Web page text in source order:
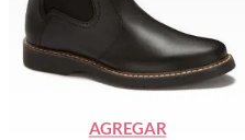
AGREGAR